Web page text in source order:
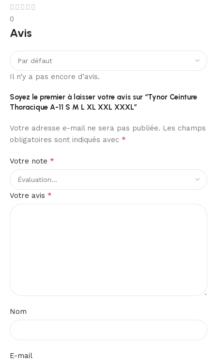
0
Avis
Il n’y a pas encore d’avis.
Soyez le premier à laisser votre avis sur “Tynor Ceinture
Thoracique A-11 S M L XL XXL XXXL”
Votre adresse e-mail ne sera pas publiée. Les champs
obligatoires sont indiqués avec *
Votre note *
Votre avis *
Nom
E-mail